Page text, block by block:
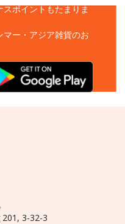
ポイントもたまりま
ー・アジア雑貨のお
3-32-3